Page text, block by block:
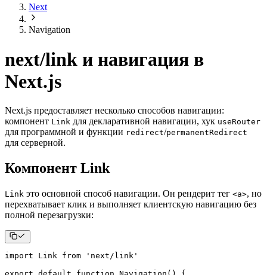
Next
Navigation
next/link и навигация в
Next.js
Next.js предоставляет несколько способов навигации:
компонент Link для декларативной навигации, хук useRouter
для программной и функции redirect/permanentRedirect
для серверной.
Компонент Link
Link это основной способ навигации. Он рендерит тег <a>, но
перехватывает клик и выполняет клиентскую навигацию без
полной перезагрузки:
import Link from
'next/link'